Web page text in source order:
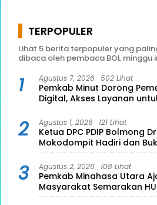
TERPOPULER
Lihat 5 berita terpopuler yang
dibaca oleh pembaca BOL minggu
1 Agustus 7, 2026 502 Lihat
Pemkab Minut Dorong
Digital, Akses Layanan
Masyarakat
2 Agustus 1, 2026 121 Lihat
Ketua DPC PDIP Bolmong
Mokodompit Hadiri dan
Musyawarah Ranting Se-
Lolayan
3 Agustus 2, 2026 108 Lihat
Pemkab Minahasa Utara
Masyarakat Semarakan
Kemerdekaan RI